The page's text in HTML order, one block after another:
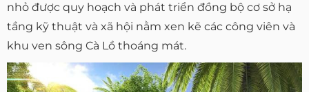
nhỏ được quy hoạch và phát triển đồng bộ cơ sở hạ
tầng kỹ thuật và xã hội nằm xen kẽ các công viên và
khu ven sông Cà Lồ thoáng mát.